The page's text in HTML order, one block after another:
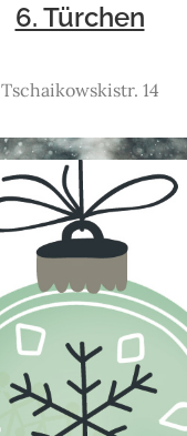
6. Türchen
Tschaikowskistr. 14